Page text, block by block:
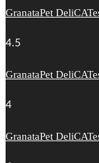
GranataPet
4.5
GranataPet
4
GranataPet